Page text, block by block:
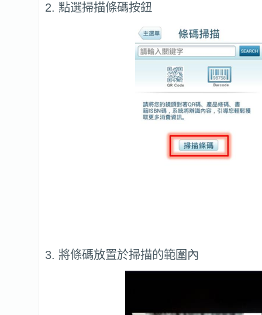
2. 點選掃描條碼按鈕
3. 將條碼放置於掃描的範圍內